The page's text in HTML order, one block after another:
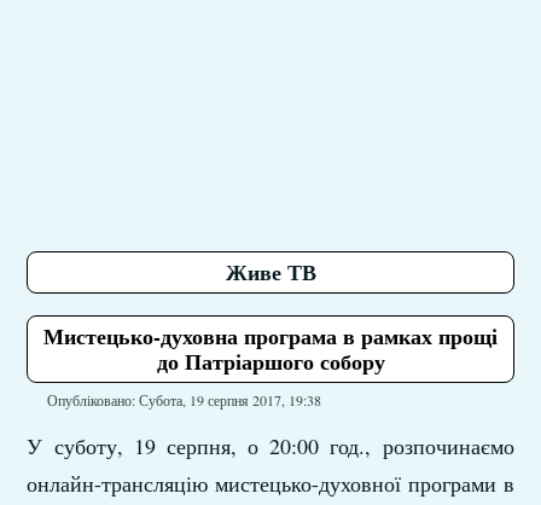
Живе ТВ
Мистецько-духовна програма в рамках прощі
до Патріаршого собору
Опубліковано: Субота, 19 серпня 2017, 19:38
У суботу, 19 серпня, о 20:00 год., розпочинаємо
онлайн-трансляцію мистецько-духовної програми в